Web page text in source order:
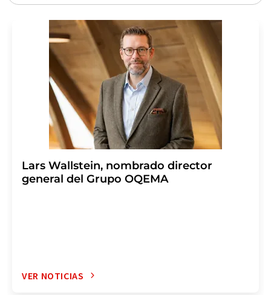
Lars Wallstein, nombrado director
general del Grupo OQEMA
VER NOTICIAS